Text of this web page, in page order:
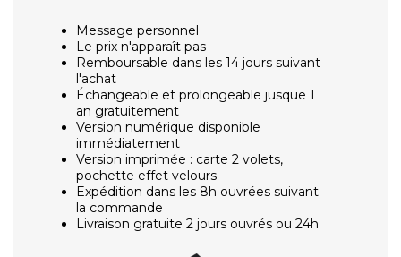
Message personnel
Le prix n'apparaît pas
Remboursable dans les 14 jours suivant
l'achat
Échangeable et prolongeable jusque 1
an gratuitement
Version numérique disponible
immédiatement
Version imprimée : carte 2 volets,
pochette effet velours
Expédition dans les 8h ouvrées suivant
la commande
Livraison gratuite 2 jours ouvrés ou 24h